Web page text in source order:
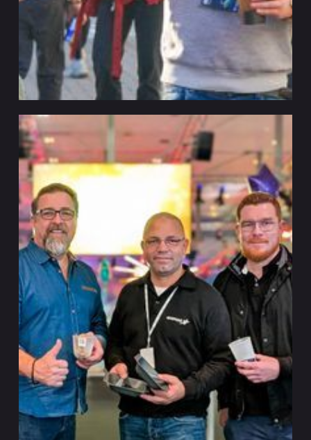
VYTAL X OMR
Vytal x OMR – Muro de devolución digital para
la logística de eventos sustentables
Eventos y festivales